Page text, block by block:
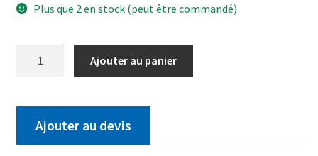
Plus que 2 en stock (peut être commandé)
Ajouter au panier
Ajouter au devis